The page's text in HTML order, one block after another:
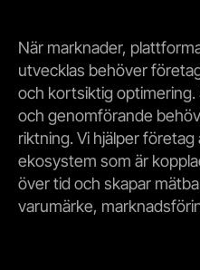
När marknader,
utvecklas behöver
och kortsiktig
och genomförande
riktning. Vi hjälper
ekosystem som är
över tid och skapar
varumärke,